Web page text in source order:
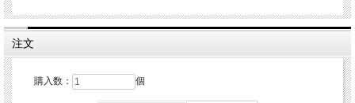
注文
購入数： 個